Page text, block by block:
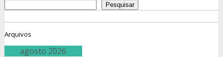
Pesquisar
Arquivos
agosto 2026